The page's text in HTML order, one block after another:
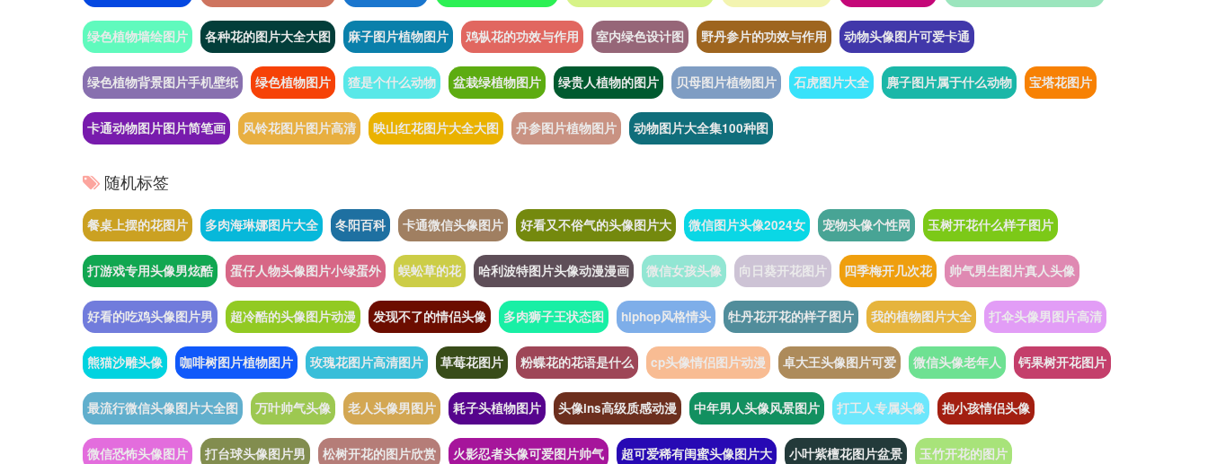
绿色植物墙绘图片 各种花的图片大全大图 麻子图片植物图片 鸡枞花的功效与作用 室内绿色设计图 野丹参片的功效与作用 动物头像图片可爱卡通
绿色植物背景图片手机壁纸 绿色植物图片 猹是个什么动物 盆栽绿植物图片 绿贵人植物的图片 贝母图片植物图片 石虎图片大全 麂子图片属于什么动物 宝塔花图片
卡通动物图片图片简笔画 风铃花图片图片高清 映山红花图片大全大图 丹参图片植物图片 动物图片大全集100种图
随机标签
餐桌上摆的花图片 多肉海琳娜图片大全 冬阳百科 卡通微信头像图片 好看又不俗气的头像图片大 微信图片头像2024女 宠物头像个性网 玉树开花什么样子图片
打游戏专用头像男炫酷 蛋仔人物头像图片小绿蛋外 蜈蚣草的花 哈利波特图片头像动漫漫画 微信女孩头像 向日葵开花图片 四季梅开几次花 帅气男生图片真人头像
好看的吃鸡头像图片男 超冷酷的头像图片动漫 发现不了的情侣头像 多肉狮子王状态图 hiphop风格情头 牡丹花开花的样子图片 我的植物图片大全 打伞头像男图片高清
熊猫沙雕头像 咖啡树图片植物图片 玫瑰花图片高清图片 草莓花图片 粉蝶花的花语是什么 cp头像情侣图片动漫 卓大王头像图片可爱 微信头像老年人 钙果树开花图片
最流行微信头像图片大全图 万叶帅气头像 老人头像男图片 耗子头植物图片 头像ins高级质感动漫 中年男人头像风景图片 打工人专属头像 抱小孩情侣头像
微信恐怖头像图片 打台球头像图片男 松树开花的图片欣赏 火影忍者头像可爱图片帅气 超可爱稀有闺蜜头像图片大 小叶紫檀花图片盆景 玉竹开花的图片